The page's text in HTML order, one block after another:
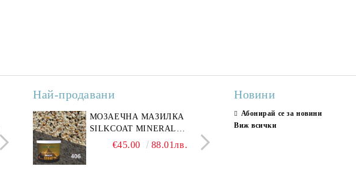
Полиран гранитогрес
SAVONA GREY 60x120 см,
светло сив мрамор
€22.50 44.01лв.
Гранитогрес LESY GREY
GOLD 60х120см, тип
Най-продавани
МОЗАЕЧНА МАЗИЛКА
SILKCOAT MINERAL
PLASTER STONE, СИТЕН
€45.00 88.01лв.
СТЕННИ ПЛОЧКИ
30X90CM, ГЛАНЦ
Новини
Абонирай се за новини
Виж всички